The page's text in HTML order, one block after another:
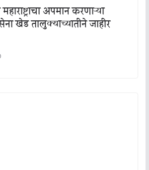
अपमान करणाऱ्या
खेड तालुक्याच्यातीने जाहीर